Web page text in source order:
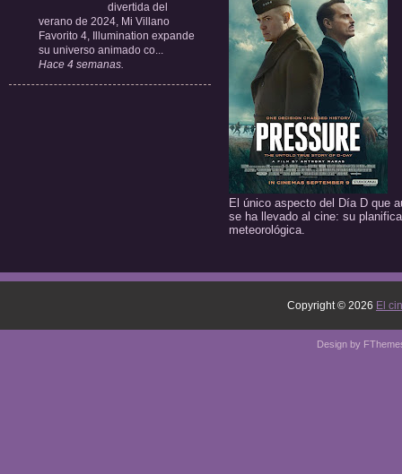
divertida del
verano de 2024, Mi Villano
Favorito 4, Illumination expande
su universo animado co...
Hace 4 semanas.
El único aspecto del Día D que
se ha llevado al cine: su
meteorológica.
Copyright © 2026 El
Design by